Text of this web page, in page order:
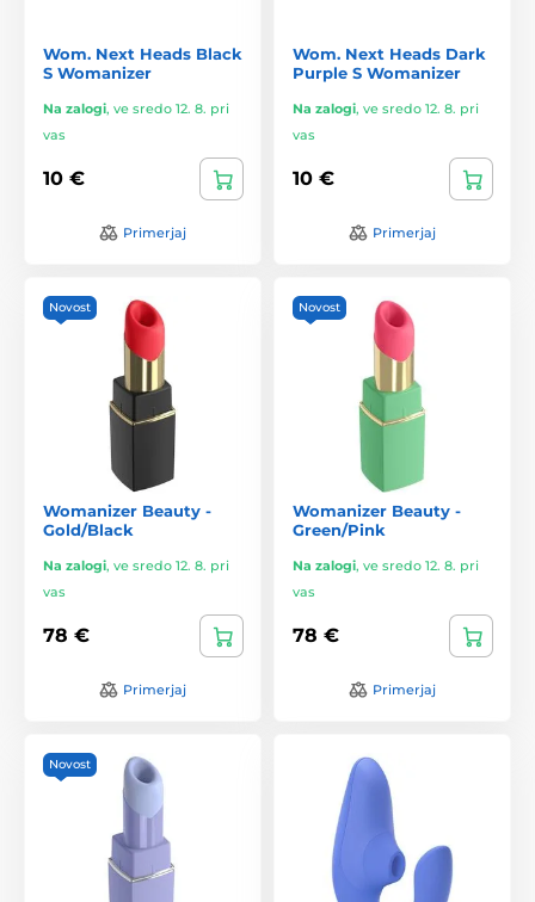
Wom. Next Heads Black
S Womanizer
Na zalogi, ve sredo 12. 8. pri
vas
10 €
Primerjaj
Wom. Next Heads Dark
Purple S Womanizer
Na zalogi, ve sredo 12. 8. pri
vas
10 €
Primerjaj
Novost
Womanizer Beauty -
Gold/Black
Na zalogi, ve sredo 12. 8. pri
vas
78 €
Primerjaj
Novost
Womanizer Beauty -
Green/Pink
Na zalogi, ve sredo 12. 8. pri
vas
78 €
Primerjaj
Novost